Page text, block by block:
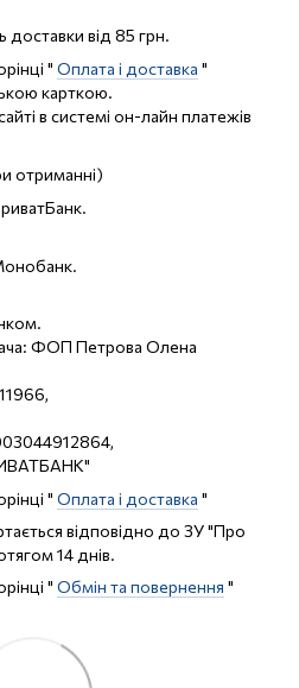
доставки від 85 грн.
" Оплата і доставка "
карткою.
в системі он-лайн платежів
отриманні)
ФОП Петрова Олена
" Оплата і доставка "
відповідно до ЗУ "Про
14 днів.
" Обмін та повернення "